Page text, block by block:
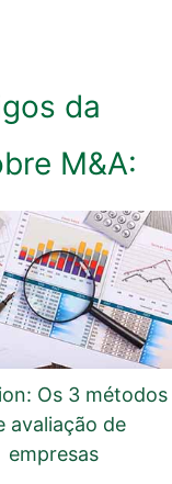
da
M&A:
Os 3 métodos
avaliação de
empresas